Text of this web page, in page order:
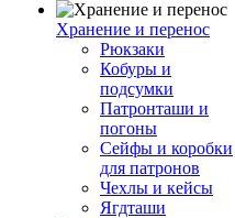
Хранение и перенос
Рюкзаки
Кобуры и
подсумки
Патронташи и
погоны
Сейфы и коробки
для патронов
Чехлы и кейсы
Ягдташи